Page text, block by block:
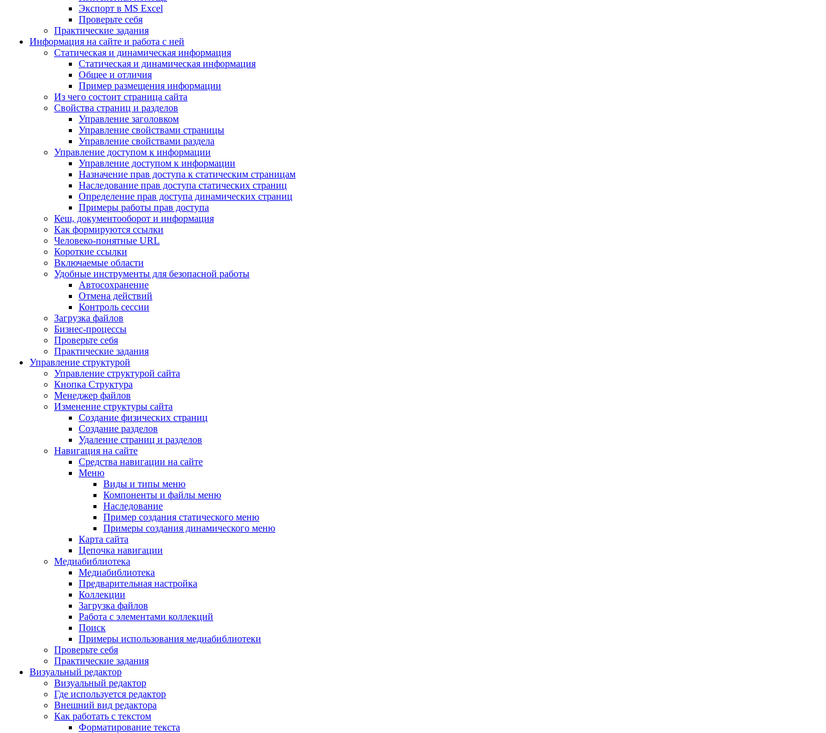
Экспорт в MS Excel
Проверьте себя
Практические задания
Информация на сайте и работа с ней
Статическая и динамическая информация
Статическая и динамическая информация
Общее и отличия
Пример размещения информации
Из чего состоит страница сайта
Свойства страниц и разделов
Управление заголовком
Управление свойствами страницы
Управление свойствами раздела
Управление доступом к информации
Управление доступом к информации
Назначение прав доступа к статическим страницам
Наследование прав доступа статических страниц
Определение прав доступа динамических страниц
Примеры работы прав доступа
Кеш, документооборот и информация
Как формируются ссылки
Человеко-понятные URL
Короткие ссылки
Включаемые области
Удобные инструменты для безопасной работы
Автосохранение
Отмена действий
Контроль сессии
Загрузка файлов
Бизнес-процессы
Проверьте себя
Практические задания
Управление структурой
Управление структурой сайта
Кнопка Структура
Менеджер файлов
Изменение структуры сайта
Создание физических страниц
Создание разделов
Удаление страниц и разделов
Навигация на сайте
Средства навигации на сайте
Меню
Виды и типы меню
Компоненты и файлы меню
Наследование
Пример создания статического меню
Примеры создания динамического меню
Карта сайта
Цепочка навигации
Медиабиблиотека
Медиабиблиотека
Предварительная настройка
Коллекции
Загрузка файлов
Работа с элементами коллекций
Поиск
Примеры использования медиабиблиотеки
Проверьте себя
Практические задания
Визуальный редактор
Визуальный редактор
Где используется редактор
Внешний вид редактора
Как работать с текстом
Форматирование текста